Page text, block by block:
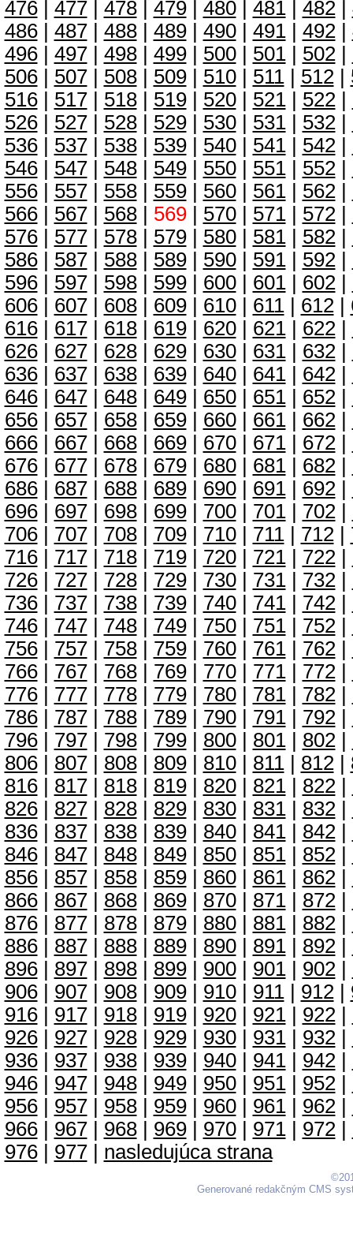
476| 477| 478| 479| 480| 481| 482|
486| 487| 488| 489| 490| 491| 492|
496| 497| 498| 499| 500| 501| 502|
506| 507| 508| 509| 510| 511| 512|
516| 517| 518| 519| 520| 521| 522|
526| 527| 528| 529| 530| 531| 532|
536| 537| 538| 539| 540| 541| 542|
546| 547| 548| 549| 550| 551| 552|
556| 557| 558| 559| 560| 561| 562|
566| 567| 568| 569| 570| 571| 572|
576| 577| 578| 579| 580| 581| 582|
586| 587| 588| 589| 590| 591| 592|
596| 597| 598| 599| 600| 601| 602|
606| 607| 608| 609| 610| 611| 612|
616| 617| 618| 619| 620| 621| 622|
626| 627| 628| 629| 630| 631| 632|
636| 637| 638| 639| 640| 641| 642|
646| 647| 648| 649| 650| 651| 652|
656| 657| 658| 659| 660| 661| 662|
666| 667| 668| 669| 670| 671| 672|
676| 677| 678| 679| 680| 681| 682|
686| 687| 688| 689| 690| 691| 692|
696| 697| 698| 699| 700| 701| 702|
706| 707| 708| 709| 710| 711| 712|
716| 717| 718| 719| 720| 721| 722|
726| 727| 728| 729| 730| 731| 732|
736| 737| 738| 739| 740| 741| 742|
746| 747| 748| 749| 750| 751| 752|
756| 757| 758| 759| 760| 761| 762|
766| 767| 768| 769| 770| 771| 772|
776| 777| 778| 779| 780| 781| 782|
786| 787| 788| 789| 790| 791| 792|
796| 797| 798| 799| 800| 801| 802|
806| 807| 808| 809| 810| 811| 812|
816| 817| 818| 819| 820| 821| 822|
826| 827| 828| 829| 830| 831| 832|
836| 837| 838| 839| 840| 841| 842|
846| 847| 848| 849| 850| 851| 852|
856| 857| 858| 859| 860| 861| 862|
866| 867| 868| 869| 870| 871| 872|
876| 877| 878| 879| 880| 881| 882|
886| 887| 888| 889| 890| 891| 892|
896| 897| 898| 899| 900| 901| 902|
906| 907| 908| 909| 910| 911| 912|
916| 917| 918| 919| 920| 921| 922|
926| 927| 928| 929| 930| 931| 932|
936| 937| 938| 939| 940| 941| 942|
946| 947| 948| 949| 950| 951| 952|
956| 957| 958| 959| 960| 961| 962|
966| 967| 968| 969| 970| 971| 972|
976| 977| nasledujúca strana
Generované redakčným CMS